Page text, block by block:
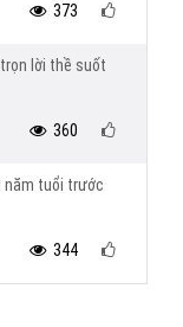
373
lời thề suốt
360
năm tuổi trước
344